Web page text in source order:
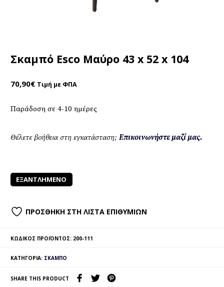
Σκαμπό Esco Μαύρο 43 x 52 x 104
70,90€ Τιμή με ΦΠΑ
Παράδοση σε 4-10 ημέρες
Θέλετε βοήθεια στη εγκατάσταση; Επικοινωνήστε μαζί μας.
ΕΞΑΝΤΛΗΜΈΝΟ
ΠΡΟΣΘΉΚΗ ΣΤΗ ΛΊΣΤΑ ΕΠΙΘΥΜΙΏΝ
ΚΩΔΙΚΌΣ ΠΡΟΪΌΝΤΟΣ: 200-111
ΚΑΤΗΓΟΡΊΑ: ΣΚΑΜΠΌ
SHARE THIS PRODUCT